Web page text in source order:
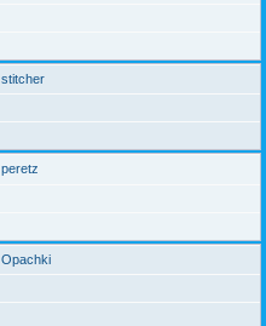
stitcher
peretz
Opachki